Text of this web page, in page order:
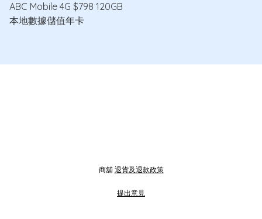
ABC Mobile 4G $798 120GB
本地數據儲值年卡
商舖 退貨及退款政策
提出意見